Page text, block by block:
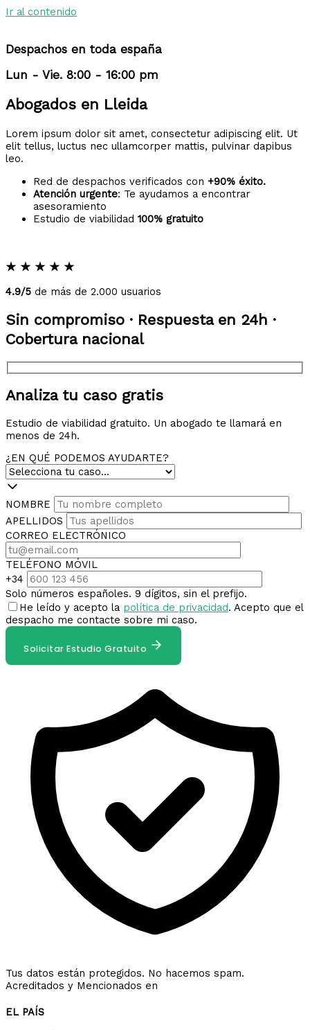
Ir al contenido
Despachos en toda españa
Lun - Vie. 8:00 - 16:00 pm
Abogados en Lleida
Lorem ipsum dolor sit amet, consectetur adipiscing elit. Ut
elit tellus, luctus nec ullamcorper mattis, pulvinar dapibus
leo.
Red de despachos verificados con +90% éxito.
Atención urgente: Te ayudamos a encontrar
asesoramiento
Estudio de viabilidad 100% gratuito
★ ★ ★ ★ ★
4.9/5 de más de 2.000 usuarios
Sin compromiso · Respuesta en 24h ·
Cobertura nacional
Analiza tu caso gratis
Estudio de viabilidad gratuito. Un abogado te llamará en
menos de 24h.
¿EN QUÉ PODEMOS AYUDARTE?
NOMBRE
APELLIDOS
CORREO ELECTRÓNICO
TELÉFONO MÓVIL
+34
Solo números españoles. 9 dígitos, sin el prefijo.
He leído y acepto la política de privacidad. Acepto que el
despacho me contacte sobre mi caso.
Solicitar Estudio Gratuito
Tus datos están protegidos. No hacemos spam.
Acreditados y Mencionados en
EL PAÍS